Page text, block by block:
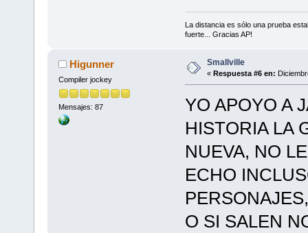
La distancia es sólo una prueba
fuerte... Gracias AP!
Higunner
Compiler jockey
Mensajes: 87
Smallville
« Respuesta #6 en:
YO APOYO A
HISTORIA LA
NUEVA, NO
ECHO
O SI SALEN